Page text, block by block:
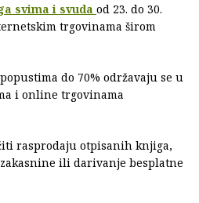
svima i svuda od 23. do 30.
trgovinama širom
do 70% održavaju se u
i online trgovinama
rasprodaju otpisanih knjiga,
ili darivanje besplatne